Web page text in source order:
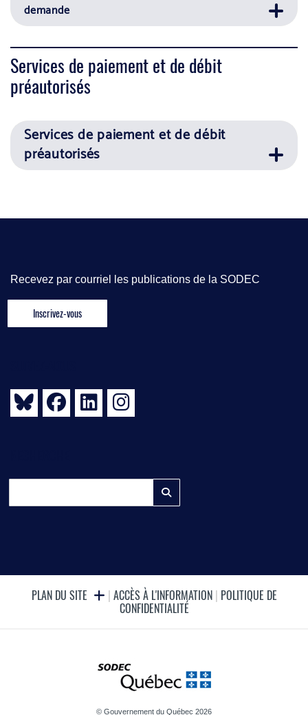
demande
Services de paiement et de débit
préautorisés
Services de paiement et de débit
préautorisés
Recevez par courriel les publications de la SODEC
PLAN DU SITE | ACCÈS À L'INFORMATION| POLITIQUE DE
CONFIDENTIALITÉ
© Gouvernement du Québec 2026